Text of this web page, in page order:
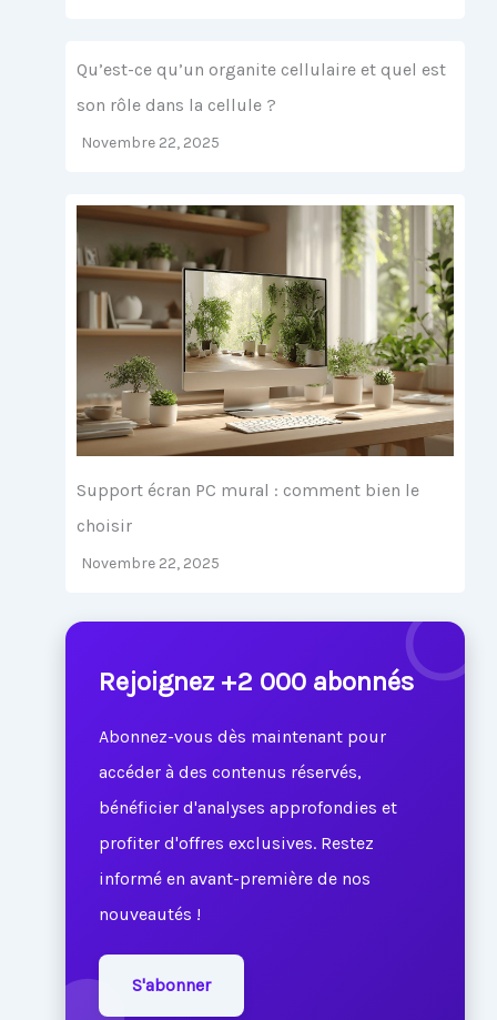
Qu’est-ce qu’un organite cellulaire et quel est
son rôle dans la cellule ?
Novembre 22, 2025
Support écran PC mural : comment bien le
choisir
Novembre 22, 2025
Rejoignez +2 000 abonnés
Abonnez-vous dès maintenant pour
accéder à des contenus réservés,
bénéficier d'analyses approfondies et
profiter d'offres exclusives. Restez
informé en avant-première de nos
nouveautés !
S'abonner